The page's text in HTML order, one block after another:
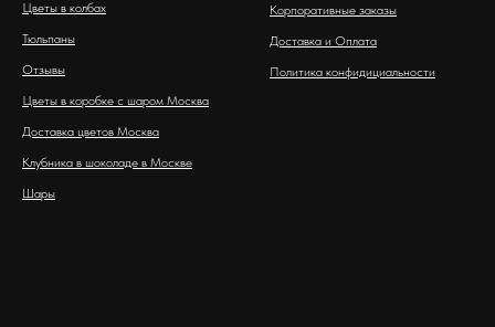
Цветы в колбах
Тюльпаны
Отзывы
Цветы в коробке с шаром Москва
Доставка цветов Москва
Клубника в шоколаде в Москве
Шары
Корпоративные заказы
Доставка и Оплата
Политика конфидициальности